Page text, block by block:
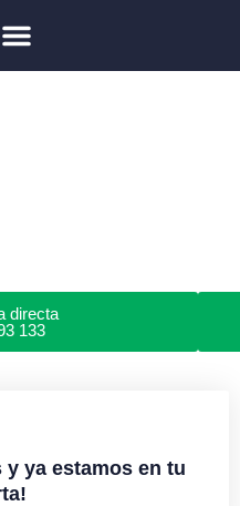
cerradura o no puedes
directa
133
y ya estamos en tu